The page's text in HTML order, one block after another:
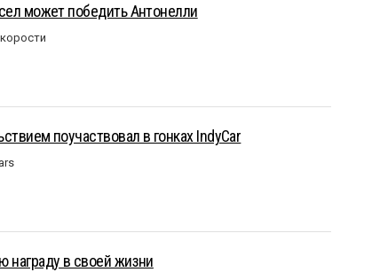
может победить Антонелли
поучаствовал в гонках IndyCar
награду в своей жизни